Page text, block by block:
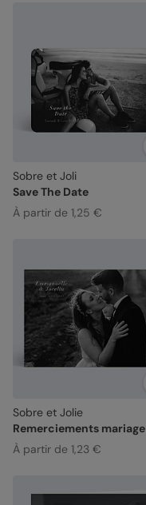
Sobre et Joli
Save The Date
À partir de 1,25 €
Sobre et Jolie
Remerciements mariage
À partir de 1,23 €